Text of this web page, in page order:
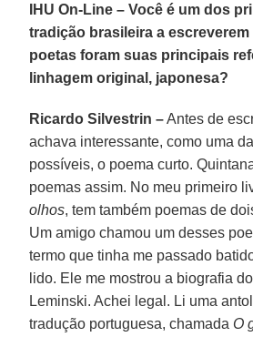
IHU On-Line – Você é um dos
tradição brasileira a
poetas foram suas principais
linhagem original, japonesa?
Ricardo Silvestrin –Antes de
achava interessante, como uma
possíveis, o poema curto.
poemas assim. No meu primeiro
olhos, tem também poemas de
Um amigo chamou um desses
termo que tinha me passado
lido. Ele me mostrou a biografia
Leminski. Achei legal. Li uma
tradução portuguesa, chamada O